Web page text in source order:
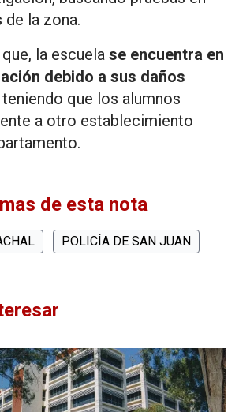
la zona.
la escuela se encuentra en
debido a sus daños
teniendo que los alumnos
a otro establecimiento
de esta nota
POLICÍA DE SAN JUAN